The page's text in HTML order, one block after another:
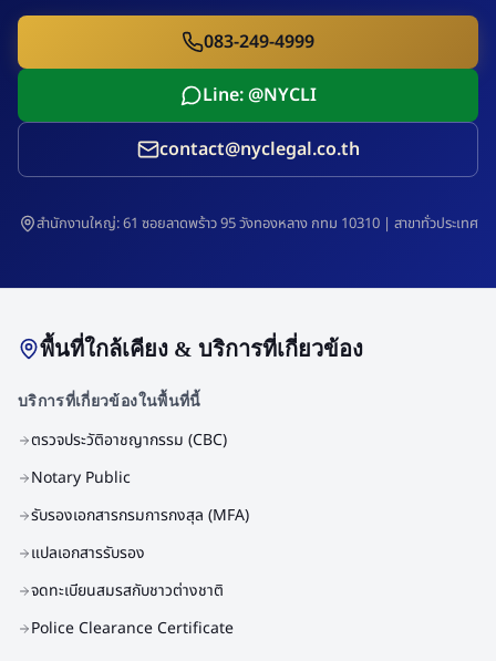
083-249-4999
Line: @NYCLI
contact@nyclegal.co.th
สำนักงานใหญ่: 61 ซอยลาดพร้าว 95 วังทองหลาง กทม 10310 | สาขาทั่วประเทศ
พื้นที่ใกล้เคียง & บริการที่เกี่ยวข้อง
บริการที่เกี่ยวข้องในพื้นที่นี้
ตรวจประวัติอาชญากรรม (CBC)
Notary Public
รับรองเอกสารกรมการกงสุล (MFA)
แปลเอกสารรับรอง
จดทะเบียนสมรสกับชาวต่างชาติ
Police Clearance Certificate